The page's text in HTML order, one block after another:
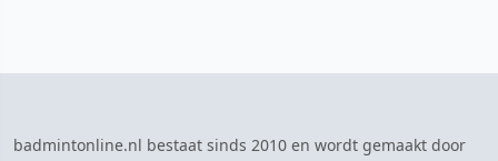
badmintonline.nl bestaat sinds 2010 en wordt gemaakt door